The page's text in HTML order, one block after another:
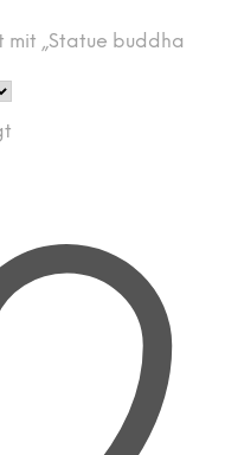
mit „Statue buddha